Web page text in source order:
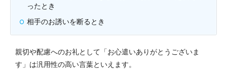
ったとき
相手のお誘いを断るとき
親切や配慮へのお礼として「お心遣いありがとうございま
す」は汎用性の高い言葉といえます。